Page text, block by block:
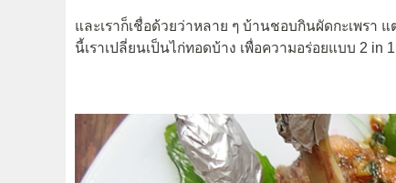
และเราก็เชื่อด้วยว่าหลาย ๆ บ้านชอบกินผัดกะเพรา
นี้เราเปลี่ยนเป็นไก่ทอดบ้าง เพื่อความอร่อยแบบ 2 in